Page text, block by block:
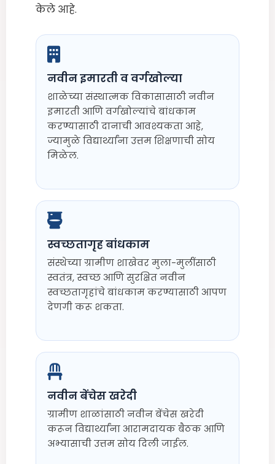
केले आहे.
नवीन इमारती व वर्गखोल्या
शाळेच्या संस्थात्मक विकासासाठी नवीन
इमारती आणि वर्गखोल्यांचे बांधकाम
करण्यासाठी दानाची आवश्यकता आहे,
ज्यामुळे विद्यार्थ्यांना उत्तम शिक्षणाची सोय
मिळेल.
स्वच्छतागृह बांधकाम
संस्थेच्या ग्रामीण शाखेवर मुला-मुलींसाठी
स्वतंत्र, स्वच्छ आणि सुरक्षित नवीन
स्वच्छतागृहांचे बांधकाम करण्यासाठी आपण
देणगी करू शकता.
नवीन बेंचेस खरेदी
ग्रामीण शाळांसाठी नवीन बेंचेस खरेदी
करून विद्यार्थ्यांना आरामदायक बैठक आणि
अभ्यासाची उत्तम सोय दिली जाईल.